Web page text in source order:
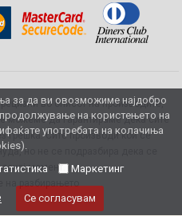
за да ви овозможиме најдобро
на користењето на
употребата на колачиња
Маркетинг
Се согласувам
во описот на производите,
можеме да гарантираме дека сите
грешка. Сите производи кои се
но не се подразбира дека се
момент.